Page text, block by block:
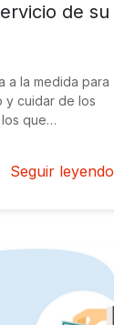
de su
a la medida para
y cuidar de los
que
políticas e
Seguir leyendo